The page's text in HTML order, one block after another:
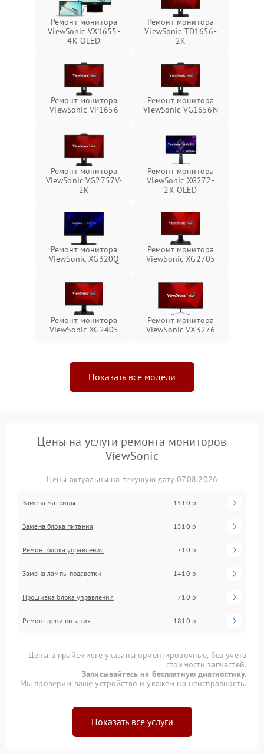
Ремонт монитора
ViewSonic VX1655-
4K-OLED
Ремонт монитора
ViewSonic TD1656-
2K
Ремонт монитора
ViewSonic VP1656
Ремонт монитора
ViewSonic VG1656N
Ремонт монитора
ViewSonic VG2757V-
2K
Ремонт монитора
ViewSonic XG272-
2K-OLED
Ремонт монитора
ViewSonic XG320Q
Ремонт монитора
ViewSonic XG2705
Ремонт монитора
ViewSonic XG2405
Ремонт монитора
ViewSonic VX3276
Показать все модели
Цены на услуги ремонта мониторов
ViewSonic
Цены актуальны на текущую дату 07.08.2026
Замена матрицы 1510 р
Замена блока питания 1510 р
Ремонт блока управления 710 р
Замена лампы подсветки 1410 р
Прошивка блока управления 710 р
Ремонт цепи питания 1810 р
Цены в прайс-листе указаны ориентировочные, без учета
стоимости запчастей.
Записывайтесь на бесплатную диагностику.
Мы проверим ваше устройство и укажем на неисправность.
Показать все услуги